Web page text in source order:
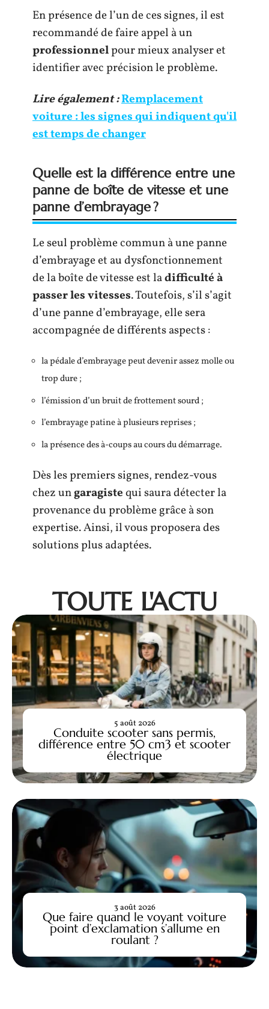
En présence de l’un de ces signes, il est
recommandé de faire appel à un
professionnelpour mieux analyser et
identifier avec précision le problème.
Lire également :Remplacement
voiture : les signes qui indiquent qu'il
est temps de changer
Quelle est la différence entre une
panne de boîte de vitesse et une
panne d’embrayage ?
Le seul problème commun à une panne
d’embrayage et au dysfonctionnement
de la boîte de vitesse est ladifficulté à
passer les vitesses. Toutefois, s’il s’agit
d’une panne d’embrayage, elle sera
accompagnée de différents aspects :
la pédale d’embrayage peut devenir assez molle ou
trop dure ;
l’émission d’un bruit de frottement sourd ;
l’embrayage patine à plusieurs reprises ;
la présence des à-coups au cours du démarrage.
Dès les premiers signes, rendez-vous
chez ungaragistequi saura détecter la
provenance du problème grâce à son
expertise. Ainsi, il vous proposera des
solutions plus adaptées.
TOUTE L'ACTU
Conduite scooter sans permis,
différence entre 50 cm3 et scooter
électrique
5 août 2026
Que faire quand le voyant voiture
point d’exclamation s’allume en
roulant ?
3 août 2026